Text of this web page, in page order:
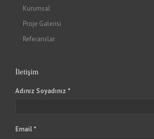
Kurumsal
Proje Galerisi
Referanslar
İletişim
Adınız Soyadınız *
Email *